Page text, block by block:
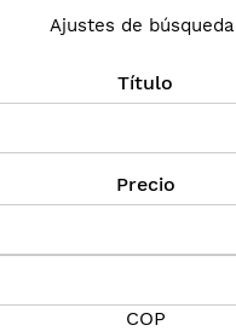
Ajustes de búsqueda
Título
Precio
COP